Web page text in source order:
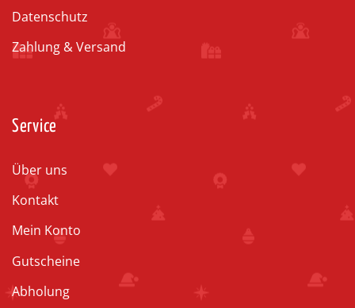
Datenschutz
Zahlung & Versand
Service
Über uns
Kontakt
Mein Konto
Gutscheine
Abholung